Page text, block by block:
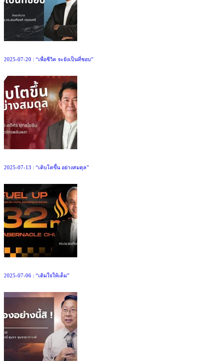
2025-07-20 : “เพื่อชีวิต จะยังเป็นที่ชอบ”
2025-07-13 : “เติบโตขึ้น อย่างสมดุล”
2025-07-06 : “เติมใจให้เต็ม”